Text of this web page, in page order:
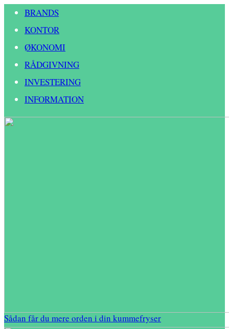
BRANDS
KONTOR
ØKONOMI
RÅDGIVNING
INVESTERING
INFORMATION
Sådan får du mere orden i din kummefryser